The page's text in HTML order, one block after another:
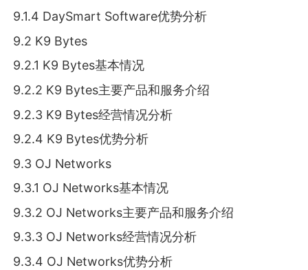
9.1.4 DaySmart Software优势分析
9.2 K9 Bytes
9.2.1 K9 Bytes基本情况
9.2.2 K9 Bytes主要产品和服务介绍
9.2.3 K9 Bytes经营情况分析
9.2.4 K9 Bytes优势分析
9.3 OJ Networks
9.3.1 OJ Networks基本情况
9.3.2 OJ Networks主要产品和服务介绍
9.3.3 OJ Networks经营情况分析
9.3.4 OJ Networks优势分析